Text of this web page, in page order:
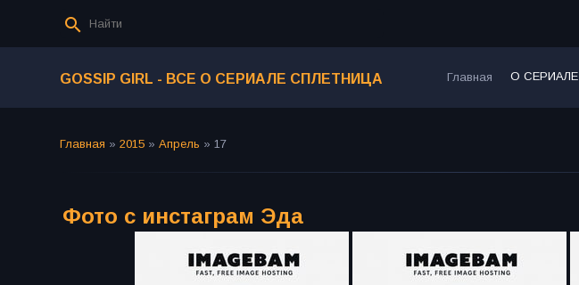
GOSSIP GIRL - ВСЕ О СЕРИАЛЕ СПЛЕТНИЦА Главная О СЕРИАЛЕ
Главная » 2015 » Апрель » 17
Фото с инстаграм Эда